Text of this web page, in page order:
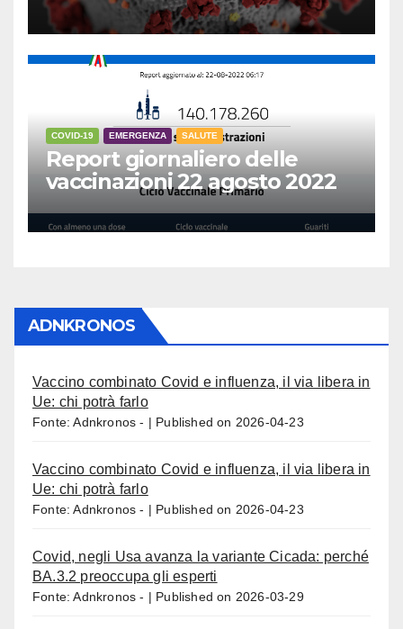
COVID-19 EMERGENZA SALUTE
Report giornaliero delle
vaccinazioni 22 agosto 2022
ADNKRONOS
Vaccino combinato Covid e influenza, il via libera in
Ue: chi potrà farlo
Fonte: Adnkronos - Published on 2026-04-23
Vaccino combinato Covid e influenza, il via libera in
Ue: chi potrà farlo
Fonte: Adnkronos - Published on 2026-04-23
Covid, negli Usa avanza la variante Cicada: perché
BA.3.2 preoccupa gli esperti
Fonte: Adnkronos - Published on 2026-03-29